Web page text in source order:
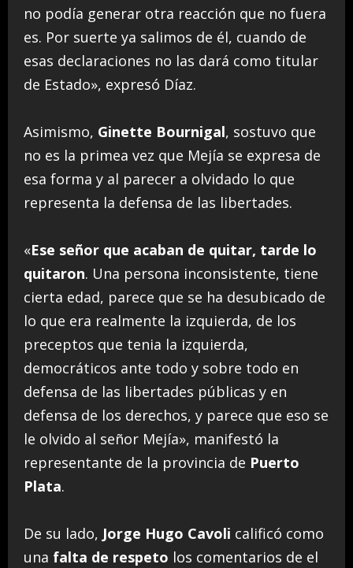
no podía generar otra reacción que no fuera
es. Por suerte ya salimos de él, cuando de
esas declaraciones no las dará como titular
de Estado», expresó Díaz.
Asimismo, Ginette Bournigal, sostuvo que
no es la primea vez que Mejía se expresa de
esa forma y al parecer a olvidado lo que
representa la defensa de las libertades.
«Ese señor que acaban de quitar, tarde lo
quitaron. Una persona inconsistente, tiene
cierta edad, parece que se ha desubicado de
lo que era realmente la izquierda, de los
preceptos que tenia la izquierda,
democráticos ante todo y sobre todo en
defensa de las libertades públicas y en
defensa de los derechos, y parece que eso se
le olvido al señor Mejía», manifestó la
representante de la provincia de Puerto
Plata.
De su lado, Jorge Hugo Cavoli calificó como
una falta de respeto los comentarios de el